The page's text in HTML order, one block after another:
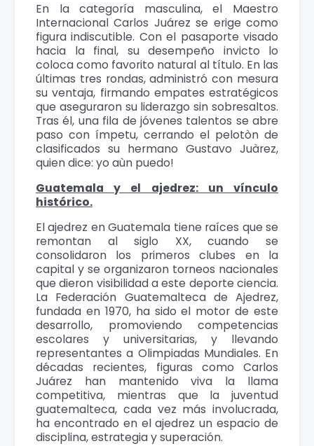
En la categoría masculina, el Maestro
Internacional Carlos Juárez se erige como
figura indiscutible. Con el pasaporte visado
hacia la final, su desempeño invicto lo
coloca como favorito natural al título. En las
últimas tres rondas, administró con mesura
su ventaja, firmando empates estratégicos
que aseguraron su liderazgo sin sobresaltos.
Tras él, una fila de jóvenes talentos se abre
paso con ímpetu, cerrando el pelotòn de
clasificados su hermano Gustavo Juàrez,
quien dice: yo aùn puedo!
Guatemala y el ajedrez: un vínculo
histórico.
El ajedrez en Guatemala tiene raíces que se
remontan al siglo XX, cuando se
consolidaron los primeros clubes en la
capital y se organizaron torneos nacionales
que dieron visibilidad a este deporte ciencia.
La Federación Guatemalteca de Ajedrez,
fundada en 1970, ha sido el motor de este
desarrollo, promoviendo competencias
escolares y universitarias, y llevando
representantes a Olimpiadas Mundiales. En
décadas recientes, figuras como Carlos
Juárez han mantenido viva la llama
competitiva, mientras que la juventud
guatemalteca, cada vez más involucrada,
ha encontrado en el ajedrez un espacio de
disciplina, estrategia y superación.